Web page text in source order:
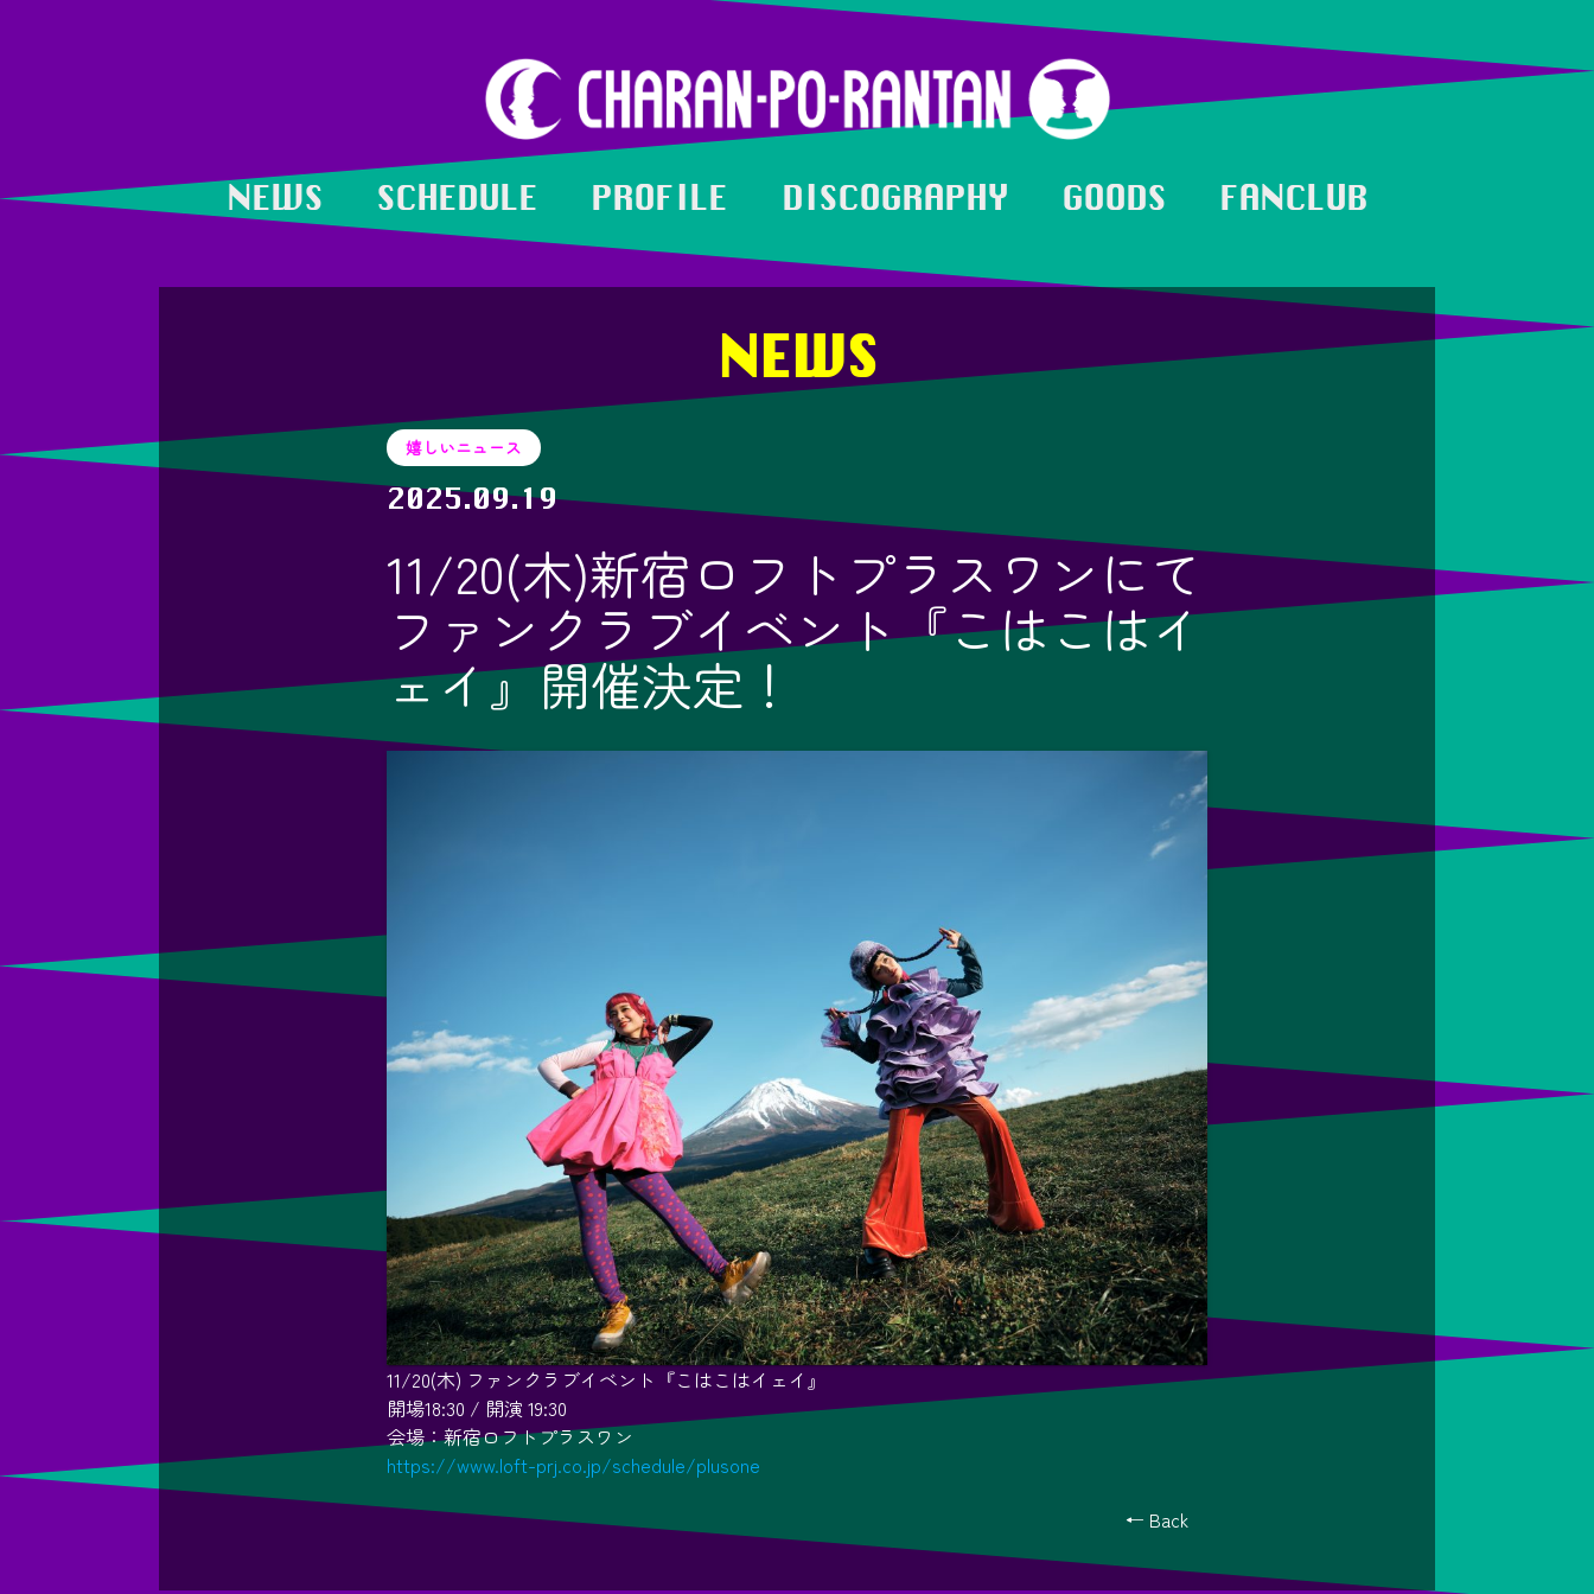
NEWS SCHEDULE PROFILE DISCOGRAPHY GOODS FANCLUB
NEWS
嬉しいニュース
2025.09.19
11/20(木)新宿ロフトプラスワンにて
ファンクラブイベント『こはこはイ
ェイ』開催決定！
11/20(木) ファンクラブイベント『こはこはイェイ』
開場18:30 / 開演 19:30
会場：新宿ロフトプラスワン
https://www.loft-prj.co.jp/schedule/plusone
← Back